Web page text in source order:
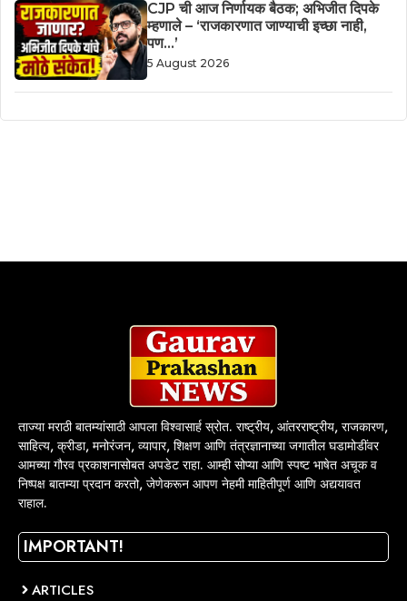
CJP ची आज निर्णायक बैठक; अभिजीत दिपके
म्हणाले – ‘राजकारणात जाण्याची इच्छा नाही,
पण…’
5 August 2026
ताज्या मराठी बातम्यांसाठी आपला विश्वासार्ह स्रोत. राष्ट्रीय, आंतरराष्ट्रीय, राजकारण,
साहित्य, क्रीडा, मनोरंजन, व्यापार, शिक्षण आणि तंत्रज्ञानाच्या जगातील घडामोडींवर
आमच्या गौरव प्रकाशनासोबत अपडेट राहा. आम्ही सोप्या आणि स्पष्ट भाषेत अचूक व
निष्पक्ष बातम्या प्रदान करतो, जेणेकरून आपण नेहमी माहितीपूर्ण आणि अद्ययावत
राहाल.
IMPORTANT!
ARTICLES